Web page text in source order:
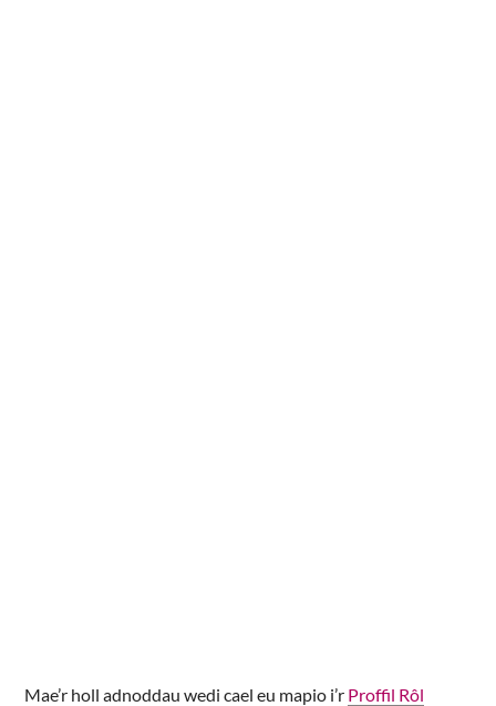
Mae’r holl adnoddau wedi cael eu mapio i’r Proffil Rôl